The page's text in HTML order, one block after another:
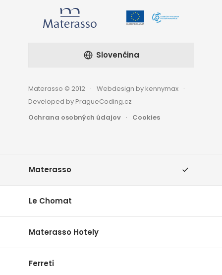
Materasso © 2012
Webdesign by kennymax
Developed by PragueCoding.cz
Ochrana osobných údajov
Cookies
Slovenčina
Materasso
Le Chomat
Materasso Hotely
Ferreti